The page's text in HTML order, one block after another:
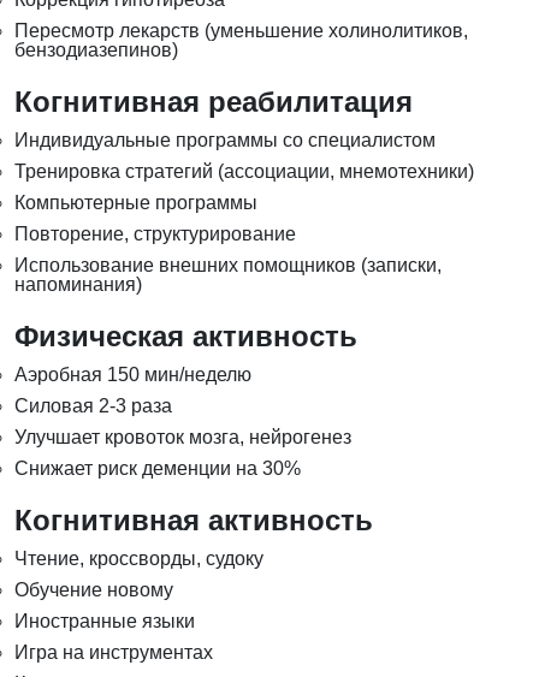
Пересмотр лекарств (уменьшение холинолитиков,
бензодиазепинов)
Когнитивная реабилитация
Индивидуальные программы со специалистом
Тренировка стратегий (ассоциации, мнемотехники)
Компьютерные программы
Повторение, структурирование
Использование внешних помощников (записки,
напоминания)
Физическая активность
Аэробная 150 мин/неделю
Силовая 2-3 раза
Улучшает кровоток мозга, нейрогенез
Снижает риск деменции на 30%
Когнитивная активность
Чтение, кроссворды, судоку
Обучение новому
Иностранные языки
Игра на инструментах